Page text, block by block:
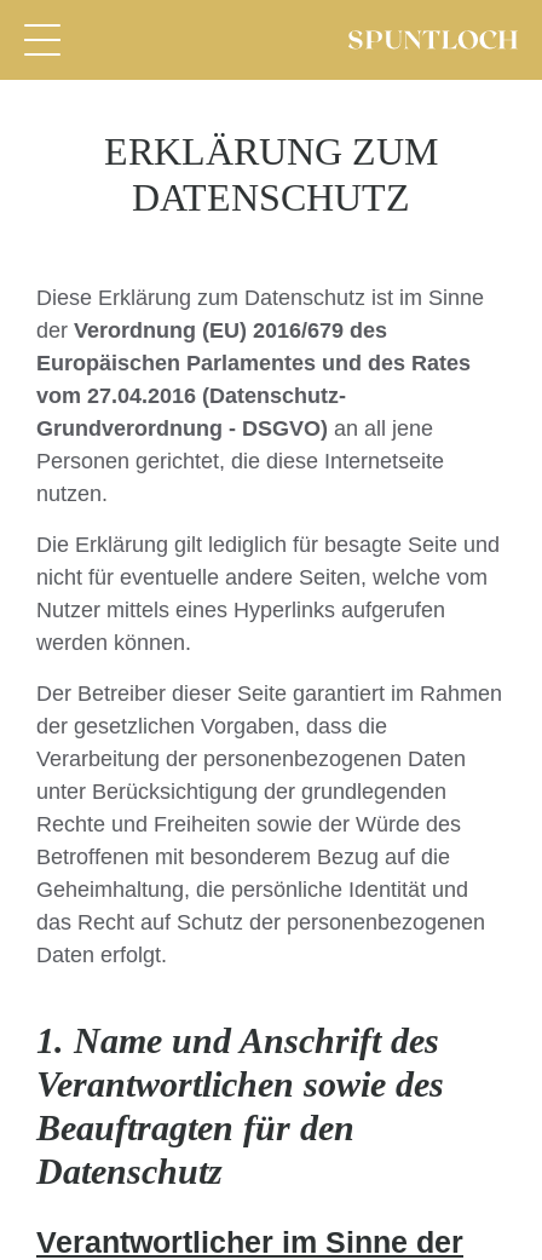
ERKLÄRUNG ZUM
DATENSCHUTZ
Diese Erklärung zum Datenschutz ist im Sinne
der Verordnung (EU) 2016/679 des
Europäischen Parlamentes und des Rates
vom 27.04.2016 (Datenschutz-
Grundverordnung - DSGVO) an all jene
Personen gerichtet, die diese Internetseite
nutzen.
Die Erklärung gilt lediglich für besagte Seite und
nicht für eventuelle andere Seiten, welche vom
Nutzer mittels eines Hyperlinks aufgerufen
werden können.
Der Betreiber dieser Seite garantiert im Rahmen
der gesetzlichen Vorgaben, dass die
Verarbeitung der personenbezogenen Daten
unter Berücksichtigung der grundlegenden
Rechte und Freiheiten sowie der Würde des
Betroffenen mit besonderem Bezug auf die
Geheimhaltung, die persönliche Identität und
das Recht auf Schutz der personenbezogenen
Daten erfolgt.
1. Name und Anschrift des
Verantwortlichen sowie des
Beauftragten für den
Datenschutz
Verantwortlicher im Sinne der